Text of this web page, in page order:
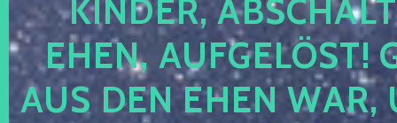
NDER,
EN, AUFGELÖST!
S DEN EHEN WAR,